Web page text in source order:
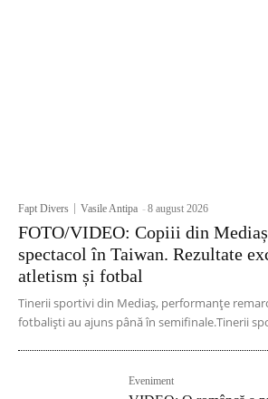
Fapt Divers Vasile Antipa -8 august 2026
FOTO/VIDEO: Copiii din
spectacol în Taiwan. Rezultate
atletism și fotbal
Tinerii sportivi din Mediaș, performanțe
fotbaliști au ajuns până în semifinale.Tinerii
Eveniment